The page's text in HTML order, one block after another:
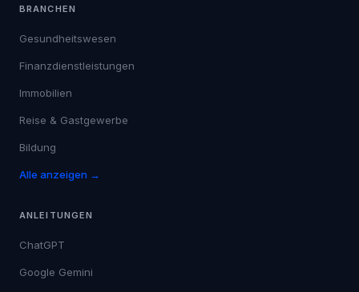
BRANCHEN
Gesundheitswesen
Finanzdienstleistungen
Immobilien
Reise & Gastgewerbe
Bildung
Alle anzeigen →
ANLEITUNGEN
ChatGPT
Google Gemini